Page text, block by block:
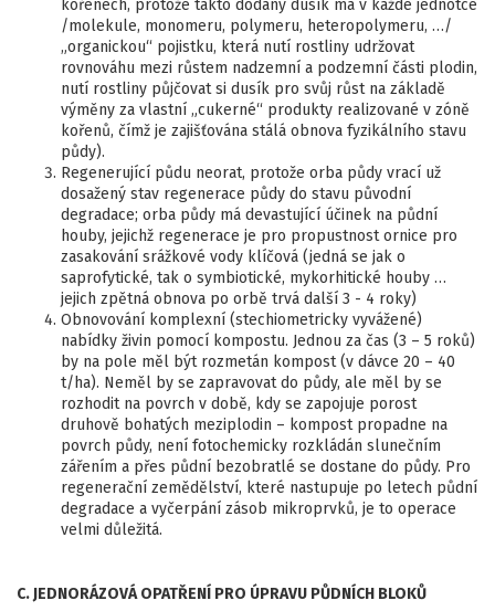
kořenech, protože takto dodaný dusík má v každé jednotce
/molekule, monomeru, polymeru, heteropolymeru, …/
„organickou“ pojistku, která nutí rostliny udržovat
rovnováhu mezi růstem nadzemní a podzemní části plodin,
nutí rostliny půjčovat si dusík pro svůj růst na základě
výměny za vlastní „cukerné“ produkty realizované v zóně
kořenů, čímž je zajišťována stálá obnova fyzikálního stavu
půdy).
Regenerující půdu neorat, protože orba půdy vrací už
dosažený stav regenerace půdy do stavu původní
degradace; orba půdy má devastující účinek na půdní
houby, jejichž regenerace je pro propustnost ornice pro
zasakování srážkové vody klíčová (jedná se jak o
saprofytické, tak o symbiotické, mykorhitické houby …
jejich zpětná obnova po orbě trvá další 3 - 4 roky)
Obnovování komplexní (stechiometricky vyvážené)
nabídky živin pomocí kompostu. Jednou za čas (3 – 5 roků)
by na pole měl být rozmetán kompost (v dávce 20 – 40
t/ha). Neměl by se zapravovat do půdy, ale měl by se
rozhodit na povrch v době, kdy se zapojuje porost
druhově bohatých meziplodin – kompost propadne na
povrch půdy, není fotochemicky rozkládán slunečním
zářením a přes půdní bezobratlé se dostane do půdy. Pro
regenerační zemědělství, které nastupuje po letech půdní
degradace a vyčerpání zásob mikroprvků, je to operace
velmi důležitá.
C. JEDNORÁZOVÁ OPATŘENÍ PRO ÚPRAVU PŮDNÍCH BLOKŮ